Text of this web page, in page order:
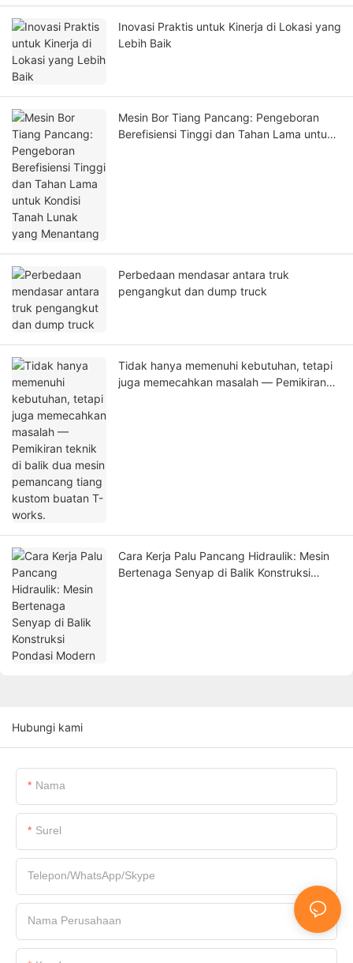
Inovasi Praktis untuk Kinerja di Lokasi yang
Lebih Baik
Mesin Bor Tiang Pancang: Pengeboran
Berefisiensi Tinggi dan Tahan Lama untuk
Perbedaan mendasar antara truk
pengangkut dan dump truck
Tidak hanya memenuhi kebutuhan, tetapi
juga memecahkan masalah — Pemikiran
Cara Kerja Palu Pancang Hidraulik: Mesin
Bertenaga Senyap di Balik Konstruksi
Hubungi kami
Nama
Surel
Telepon/WhatsApp/Skype
Nama Perusahaan